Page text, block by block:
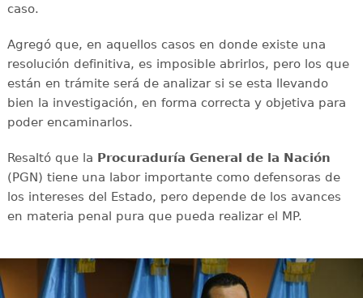
caso.
Agregó que, en aquellos casos en donde existe una
resolución definitiva, es imposible abrirlos, pero los que
están en trámite será de analizar si se esta llevando
bien la investigación, en forma correcta y objetiva para
poder encaminarlos.
Resaltó que la Procuraduría General de la Nación
(PGN) tiene una labor importante como defensoras de
los intereses del Estado, pero depende de los avances
en materia penal pura que pueda realizar el MP.